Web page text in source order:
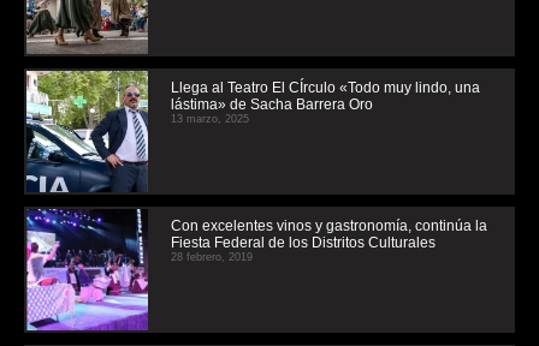
Llega al Teatro El CÍrculo «Todo muy lindo, una
lástima» de Sacha Barrera Oro
13 marzo, 2025
Con excelentes vinos y gastronomía, continúa la
Fiesta Federal de los Distritos Culturales
28 febrero, 2019